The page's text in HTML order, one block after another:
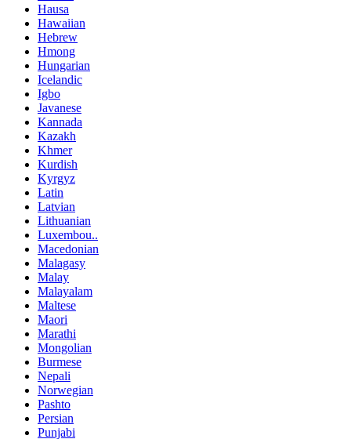
Hausa
Hawaiian
Hebrew
Hmong
Hungarian
Icelandic
Igbo
Javanese
Kannada
Kazakh
Khmer
Kurdish
Kyrgyz
Latin
Latvian
Lithuanian
Luxembou..
Macedonian
Malagasy
Malay
Malayalam
Maltese
Maori
Marathi
Mongolian
Burmese
Nepali
Norwegian
Pashto
Persian
Punjabi